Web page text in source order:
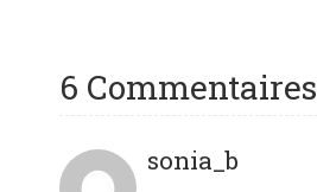
6 Commentaires
sonia_b